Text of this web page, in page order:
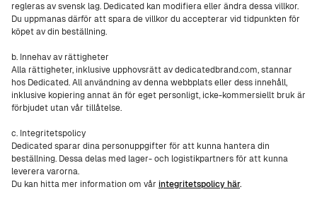
regleras av svensk lag. Dedicated kan modifiera eller ändra dessa villkor.
Du uppmanas därför att spara de villkor du accepterar vid tidpunkten för
köpet av din beställning.
b. Innehav av rättigheter
Alla rättigheter, inklusive upphovsrätt av dedicatedbrand.com, stannar
hos Dedicated. All användning av denna webbplats eller dess innehåll,
inklusive kopiering annat än för eget personligt, icke-kommersiellt bruk är
förbjudet utan vår tillåtelse.
c. Integritetspolicy
Dedicated sparar dina personuppgifter för att kunna hantera din
beställning. Dessa delas med lager- och logistikpartners för att kunna
leverera varorna.
Du kan hitta mer information om vår integritetspolicy här.